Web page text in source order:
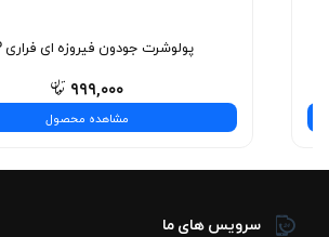
پولوشرت جودون فیروزه ای فراری VIP
۹۹۹,۰۰۰
مشاهده محصول
سرویس های ما